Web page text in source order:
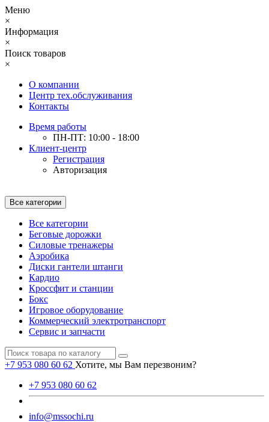
Меню
×
Информация
×
Поиск товаров
×
О компании
Центр тех.обслуживания
Контакты
Время работы
ПН-ПТ: 10:00 - 18:00
Клиент-центр
Регистрация
Авторизация
Все категории
Все категории
Беговые дорожки
Силовые тренажеры
Аэробика
Диски гантели штанги
Кардио
Кроссфит и станции
Бокс
Игровое оборудование
Коммерческий электротранспорт
Сервис и запчасти
+7 953 080 60 62 Хотите, мы Вам перезвоним?
+7 953 080 60 62
info@mssochi.ru